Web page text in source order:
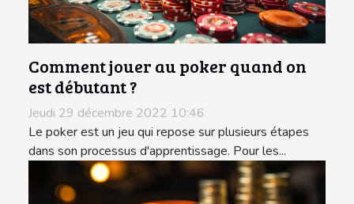
Comment jouer au poker quand on
est débutant ?
Jeudi 29 décembre 2022 10:46
Le poker est un jeu qui repose sur plusieurs étapes
dans son processus d'apprentissage. Pour les...